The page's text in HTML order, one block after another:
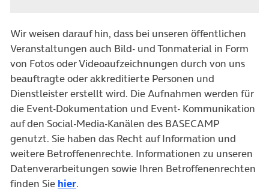
Wir weisen darauf hin, dass bei unseren öffentlichen
Veranstaltungen auch Bild- und Tonmaterial in Form
von Fotos oder Videoaufzeichnungen durch von uns
beauftragte oder akkreditierte Personen und
Dienstleister erstellt wird. Die Aufnahmen werden für
die Event-Dokumentation und Event- Kommunikation
auf den Social-Media-Kanälen des BASECAMP
genutzt. Sie haben das Recht auf Information und
weitere Betroffenenrechte. Informationen zu unseren
Datenverarbeitungen sowie Ihren Betroffenenrechten
finden Sie hier.